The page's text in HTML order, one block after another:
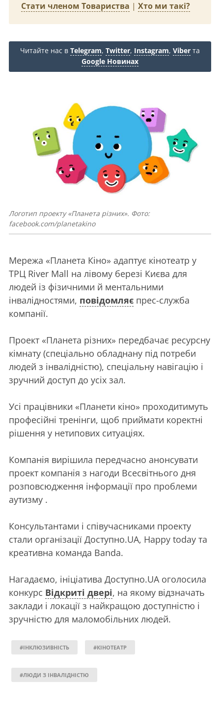
Стати членом Товариства | Хто ми такі?
Читайте нас в Telegram, Twitter, Instagram, Viber та
Google Новинах
Логотип проекту «Планета різних». Фото:
facebook.com/planetakino
Мережа «Планета Кіно» адаптує кінотеатр у
ТРЦ River Mall на лівому березі Києва для
людей із фізичними й ментальними
інвалідностями, повідомляє прес-служба
компанії.
Проект «Планета різних» передбачає ресурсну
кімнату (спеціально обладнану під потреби
людей з інвалідністю), спеціальну навігацію і
зручний доступ до усіх зал.
Усі працівники «Планети кіно» проходитимуть
професійні тренінги, щоб приймати коректні
рішення у нетипових ситуаціях.
Компанія вирішила передчасно анонсувати
проект компанія з нагоди Всесвітнього дня
розповсюдження інформації про проблеми
аутизму .
Консультантами і співучасниками проекту
стали організації Доступно.UA, Happy today та
креативна команда Banda.
Нагадаємо, ініціатива Доступно.UA оголосила
конкурс Відкриті двері, на якому відзначать
заклади і локації з найкращою доступністю і
зручністю для маломобільних людей.
#ІНКЛЮЗИВНІСТЬ #КІНОТЕАТР
#ЛЮДИ З ІНВАЛІДНІСТЮ